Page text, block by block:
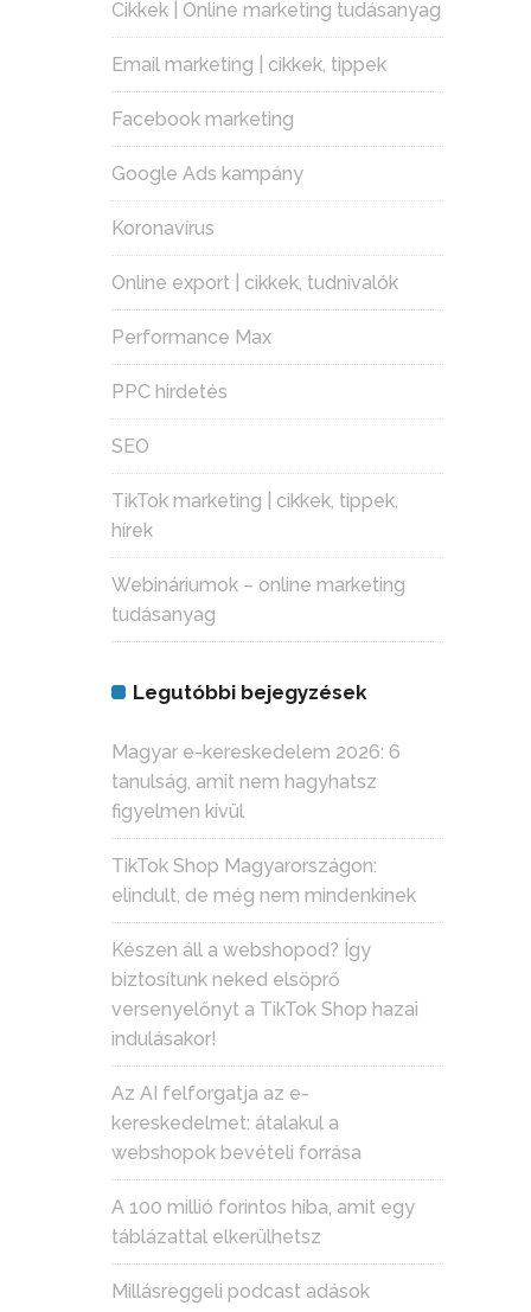
Cikkek | Online marketing tudásanyag
Email marketing | cikkek, tippek
Facebook marketing
Google Ads kampány
Koronavírus
Online export | cikkek, tudnivalók
Performance Max
PPC hirdetés
SEO
TikTok marketing | cikkek, tippek,
hírek
Webináriumok – online marketing
tudásanyag
Legutóbbi bejegyzések
Magyar e-kereskedelem 2026: 6
tanulság, amit nem hagyhatsz
figyelmen kívül
TikTok Shop Magyarországon:
elindult, de még nem mindenkinek
Készen áll a webshopod? Így
biztosítunk neked elsöprő
versenyelőnyt a TikTok Shop hazai
indulásakor!
Az AI felforgatja az e-
kereskedelmet: átalakul a
webshopok bevételi forrása
A 100 millió forintos hiba, amit egy
táblázattal elkerülhetsz
Millásreggeli podcast adások